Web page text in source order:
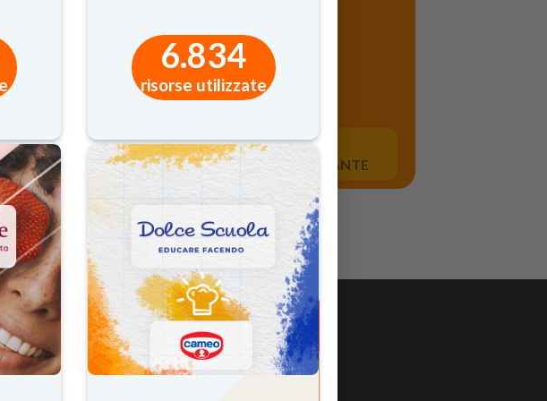
6.834
risorse utilizzate
Esegui ilLOGIN
Con leCREDENZIALI FORNITEdal/la tuo/a INSEGNANTE
policy - Cookie policy